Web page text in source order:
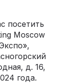
посетить
Moscow
д. 16,
года.